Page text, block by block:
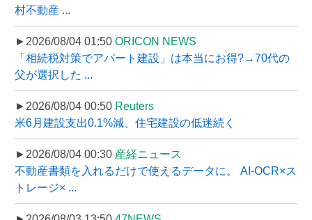
村不動産 ...
►2026/08/04 01:50 ORICON NEWS
「相続税対策でアパート建設」は本当にお得?→70代の
父が選択した ...
►2026/08/04 00:50 Reuters
米6月建設支出0.1%減、住宅建設の低迷続く
►2026/08/04 00:30 産経ニュース
不動産書類を入れるだけで使えるデータに。 AI-OCR×ス
トレージ× ...